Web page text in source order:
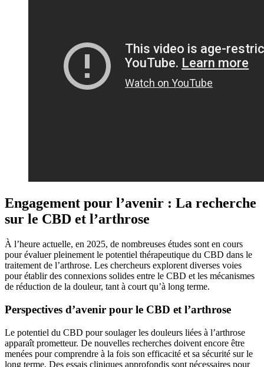
Engagement pour l’avenir : La recherche
sur le CBD et l’arthrose
À l’heure actuelle, en 2025, de nombreuses études sont en cours
pour évaluer pleinement le potentiel thérapeutique du CBD dans le
traitement de l’arthrose. Les chercheurs explorent diverses voies
pour établir des connexions solides entre le CBD et les mécanismes
de réduction de la douleur, tant à court qu’à long terme.
Perspectives d’avenir pour le CBD et l’arthrose
Le potentiel du CBD pour soulager les douleurs liées à l’arthrose
apparaît prometteur. De nouvelles recherches doivent encore être
menées pour comprendre à la fois son efficacité et sa sécurité sur le
long terme. Des essais cliniques approfondis sont nécessaires pour